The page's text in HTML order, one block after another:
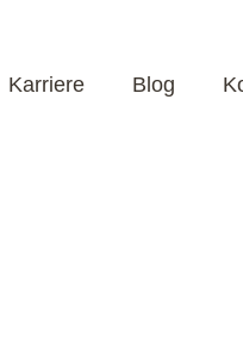
Karriere Blog